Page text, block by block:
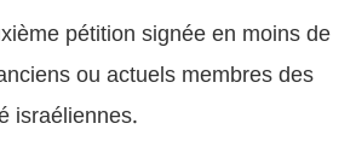
pétition signée en moins de
ou actuels membres des
israéliennes.